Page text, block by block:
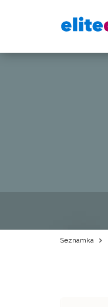
Seznamka